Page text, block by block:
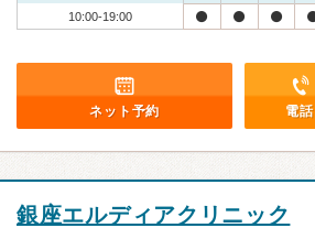
10:00-19:00
ネット予約 電話
銀座エルディアクリニック